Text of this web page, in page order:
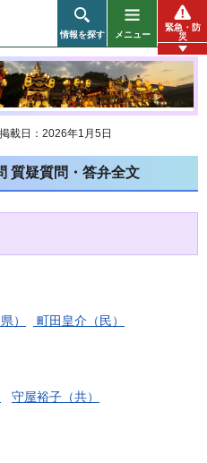
情報を探す メニュー
緊急・防
災
掲載日：2026年1月5日
質疑質問・答弁全文
） 町田皇介（民）
守屋裕子（共）